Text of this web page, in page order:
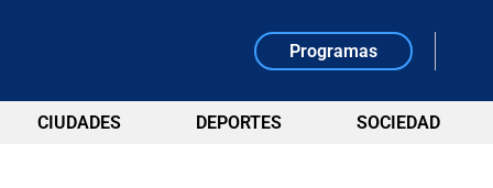
Programas
CIUDADES DEPORTES SOCIEDAD